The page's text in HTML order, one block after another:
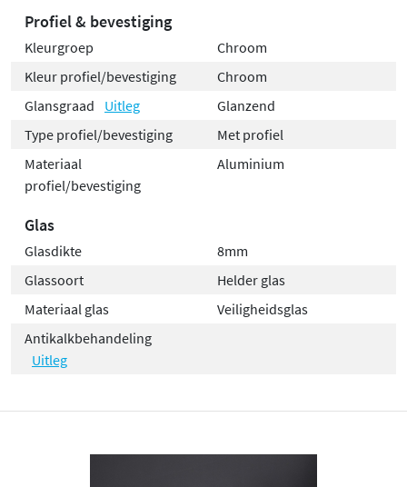
Profiel & bevestiging
Kleurgroep
Chroom
Kleur profiel/bevestiging
Chroom
Glansgraad
Uitleg
Glanzend
Type profiel/bevestiging
Met profiel
Materiaal
profiel/bevestiging
Aluminium
Glas
Glasdikte
8mm
Glassoort
Helder glas
Materiaal glas
Veiligheidsglas
Antikalkbehandeling
Uitleg